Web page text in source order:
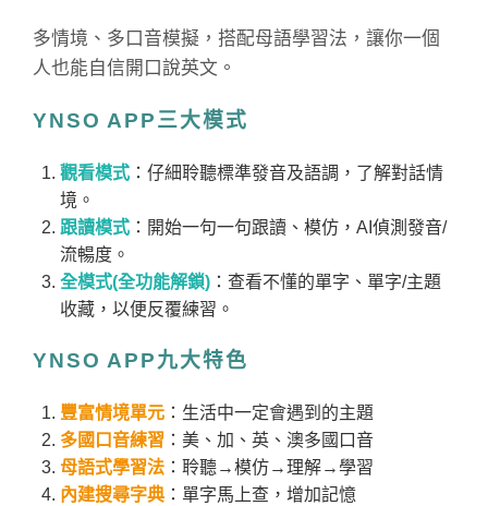
多情境、多口音模擬，搭配母語學習法，讓你一個
人也能自信開口說英文。
YNSO APP三大模式
觀看模式 ：仔細聆聽標準發音及語調，了解對話情
境。
跟讀模式 ：開始一句一句跟讀、模仿，AI偵測發音/
流暢度。
全模式(全功能解鎖) ：查看不懂的單字、單字/主題
收藏，以便反覆練習。
YNSO APP九大特色
豐富情境單元 ：生活中一定會遇到的主題
多國口音練習 ：美、加、英、澳多國口音
母語式學習法 ：聆聽→模仿→理解→學習
內建搜尋字典 ：單字馬上查，增加記憶